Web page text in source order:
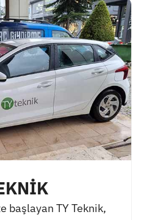
başlayan TY Teknik,